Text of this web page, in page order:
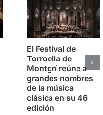
El Festival de
Torroella de
Montgrí reúne a
grandes nombres
de la música
clásica en su 46
edición